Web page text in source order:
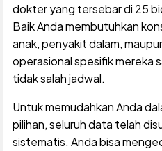
dokter yang tersebar di 25
Baik Anda membutuhkan
anak, penyakit dalam,
operasional spesifik mereka
tidak salah jadwal.
Untuk memudahkan Anda
pilihan, seluruh data telah
sistematis. Anda bisa